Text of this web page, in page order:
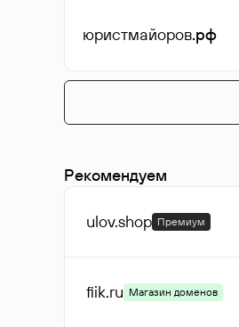
юристмайоров.рф
Рекомендуем
ulov.shop Премиум
fiik.ru Магазин доменов